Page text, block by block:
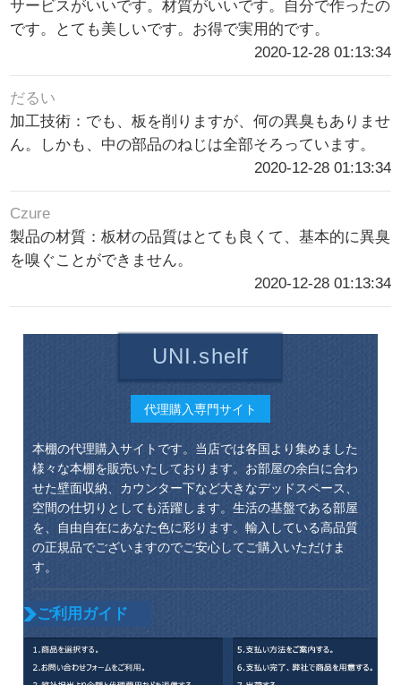
サービスがいいです。材質がいいです。自分で作ったの
です。とても美しいです。お得で実用的です。
2020-12-28 01:13:34
だるい
加工技術：でも、板を削りますが、何の異臭もありませ
ん。しかも、中の部品のねじは全部そろっています。
2020-12-28 01:13:34
Czure
製品の材質：板材の品質はとても良くて、基本的に異臭
を嗅ぐことができません。
2020-12-28 01:13:34
UNI.shelf
代理購入専門サイト
本棚の代理購入サイトです。当店では各国より集めました
様々な本棚を販売いたしております。お部屋の余白に合わ
せた壁面収納、カウンター下など大きなデッドスペース、
空間の仕切りとしても活躍します。生活の基盤である部屋
を、自由自在にあなた色に彩ります。輸入している高品質
の正規品でございますのでご安心してご購入いただけま
す。
ご利用ガイド